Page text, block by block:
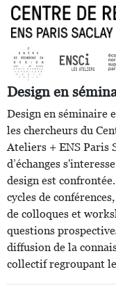
Design en
Design en séminaire
les chercheurs du
Ateliers + ENS Paris
d’échanges
design est
cycles de
de colloques et
questions
diffusion de la
collectif regroupant